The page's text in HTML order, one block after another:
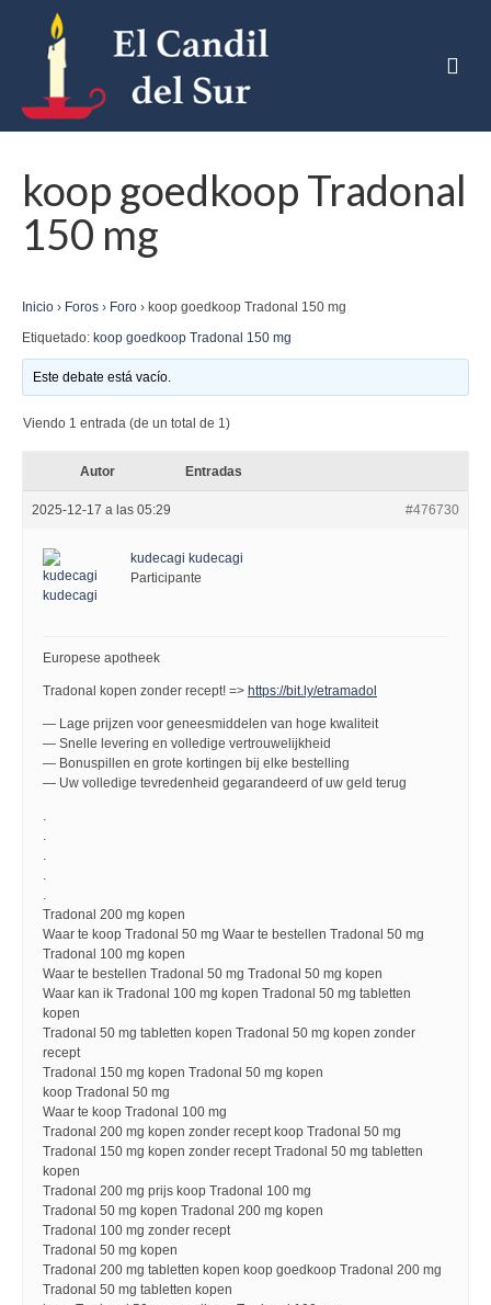
koop goedkoop Tradonal
150 mg
Inicio › Foros › Foro › koop goedkoop Tradonal 150 mg
Etiquetado: koop goedkoop Tradonal 150 mg
Este debate está vacío.
Viendo 1 entrada (de un total de 1)
Autor Entradas
2025-12-17 a las 05:29 #476730
kudecagi kudecagi
Participante
Europese apotheek
Tradonal kopen zonder recept! => https://bit.ly/etramadol
— Lage prijzen voor geneesmiddelen van hoge kwaliteit
— Snelle levering en volledige vertrouwelijkheid
— Bonuspillen en grote kortingen bij elke bestelling
— Uw volledige tevredenheid gegarandeerd of uw geld terug
.
.
.
.
.
Tradonal 200 mg kopen
Waar te koop Tradonal 50 mg Waar te bestellen Tradonal 50 mg
Tradonal 100 mg kopen
Waar te bestellen Tradonal 50 mg Tradonal 50 mg kopen
Waar kan ik Tradonal 100 mg kopen Tradonal 50 mg tabletten
kopen
Tradonal 50 mg tabletten kopen Tradonal 50 mg kopen zonder
recept
Tradonal 150 mg kopen Tradonal 50 mg kopen
koop Tradonal 50 mg
Waar te koop Tradonal 100 mg
Tradonal 200 mg kopen zonder recept koop Tradonal 50 mg
Tradonal 150 mg kopen zonder recept Tradonal 50 mg tabletten
kopen
Tradonal 200 mg prijs koop Tradonal 100 mg
Tradonal 50 mg kopen Tradonal 200 mg kopen
Tradonal 100 mg zonder recept
Tradonal 50 mg kopen
Tradonal 200 mg tabletten kopen koop goedkoop Tradonal 200 mg
Tradonal 50 mg tabletten kopen